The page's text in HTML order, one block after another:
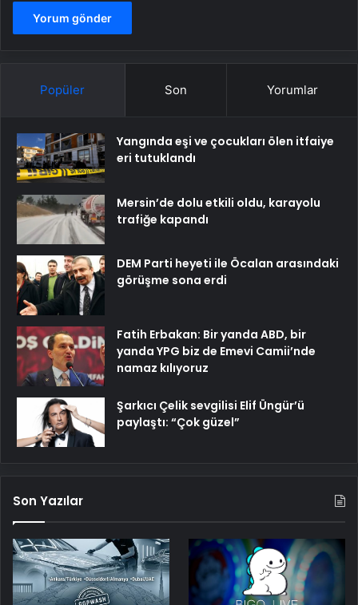
Popüler Son Yorumlar
Yangında eşi ve çocukları ölen itfaiye
eri tutuklandı
Mersin’de dolu etkili oldu, karayolu
trafiğe kapandı
DEM Parti heyeti ile Öcalan arasındaki
görüşme sona erdi
Fatih Erbakan: Bir yanda ABD, bir
yanda YPG biz de Emevi Camii’nde
namaz kılıyoruz
Şarkıcı Çelik sevgilisi Elif Üngür’ü
paylaştı: “Çok güzel”
Son Yazılar